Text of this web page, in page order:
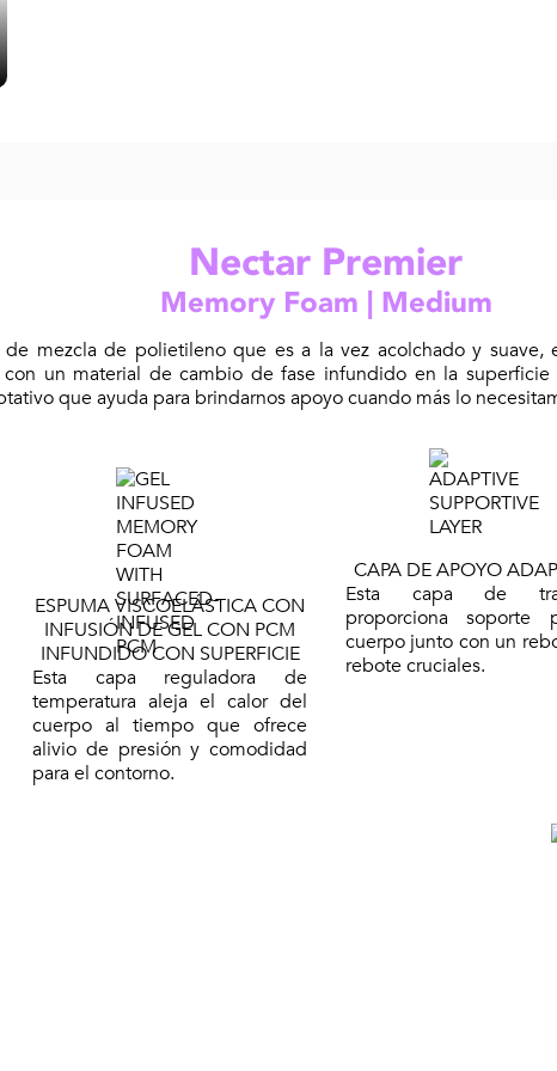
Nectar Premier
Memory Foam | Medium
mezcla de polietileno que es a la vez acolchado y
un material de cambio de fase infundido en la
que ayuda para brindarnos apoyo cuando más lo
ESPUMA VISCOELÁSTICA CON
INFUSIÓN DE GEL CON PCM
INFUNDIDO CON SUPERFICIE
Esta capa reguladora de
temperatura aleja el calor del
cuerpo al tiempo que ofrece
alivio de presión y comodidad
para el contorno.
CAPA DE APOYO
Esta capa de
proporciona soporte
cuerpo junto con un
rebote cruciales.